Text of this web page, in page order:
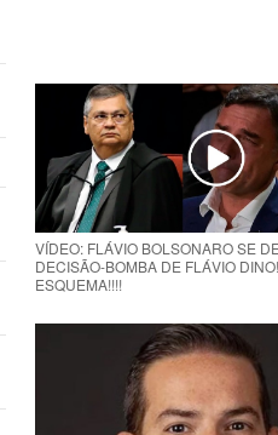
VÍDEO: FLÁVIO BOLSONARO SE
DECISÃO-BOMBA DE FLÁVIO
ESQUEMA!!!!